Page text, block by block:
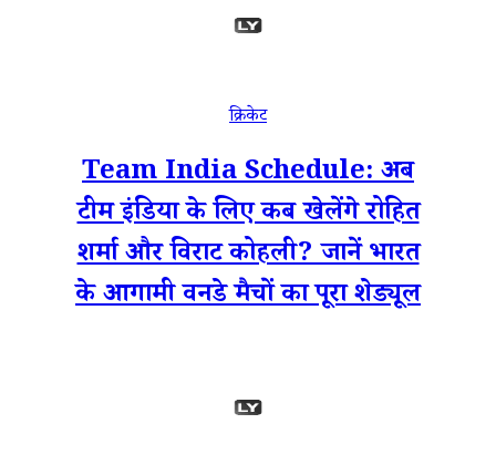
क्रिकेट
Team India Schedule: अब
टीम इंडिया के लिए कब खेलेंगे रोहित
शर्मा और विराट कोहली? जानें भारत
के आगामी वनडे मैचों का पूरा शेड्यूल